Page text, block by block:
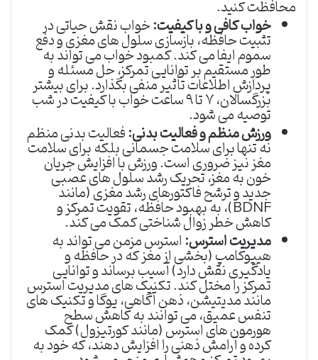
محافظت کنید.
خواب کافی و با کیفیت:خواب نقش حیاتی در
تثبیت حافظه، بازسازی سلول های مغزی و دفع
سموم ایفا می کند. کمبود خواب می تواند به
طور مستقیم بر توانایی تمرکز، حل مسئله و
پردازش اطلاعات تأثیر منفی بگذارد. برای بیشتر
بزرگسالان، ۷ تا ۹ ساعت خواب با کیفیت در شب
توصیه می شود.
ورزش منظم و فعالیت بدنی:فعالیت بدنی منظم
نه تنها برای سلامت جسمانی بلکه برای سلامت
مغز نیز ضروری است. ورزش با افزایش جریان
خون به مغز، تحریک رشد سلول های عصبی
جدید و ترشح فاکتورهای رشد مغزی (مانند
BDNF)، به بهبود حافظه، تقویت تمرکز و
کاهش خطر زوال شناختی کمک می کند.
مدیریت استرس:استرس مزمن می تواند به
هیپوکامپ (بخشی از مغز که در حافظه و
یادگیری نقش دارد) آسیب برساند و توانایی
تمرکز را مختل کند. تکنیک های مدیریت استرس
مانند مدیتیشن، ذهن آگاهی، یوگا و تکنیک های
تنفس عمیق، می توانند به کاهش سطح
هورمون های استرس (مانند کورتیزول) کمک
کرده و آرامش ذهنی را افزایش دهند، که خود به